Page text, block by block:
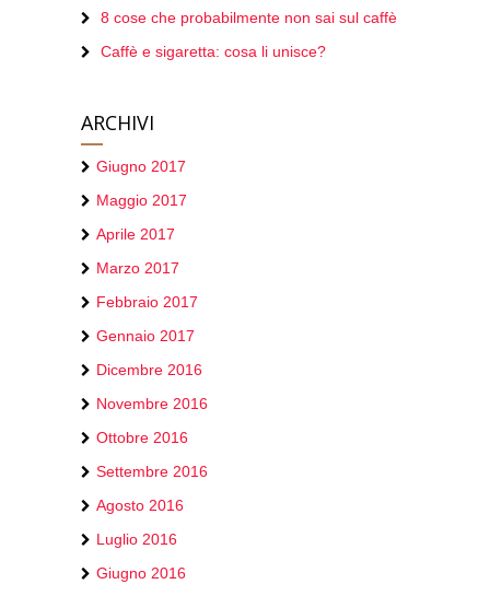
8 cose che probabilmente non sai sul caffè
Caffè e sigaretta: cosa li unisce?
ARCHIVI
Giugno 2017
Maggio 2017
Aprile 2017
Marzo 2017
Febbraio 2017
Gennaio 2017
Dicembre 2016
Novembre 2016
Ottobre 2016
Settembre 2016
Agosto 2016
Luglio 2016
Giugno 2016